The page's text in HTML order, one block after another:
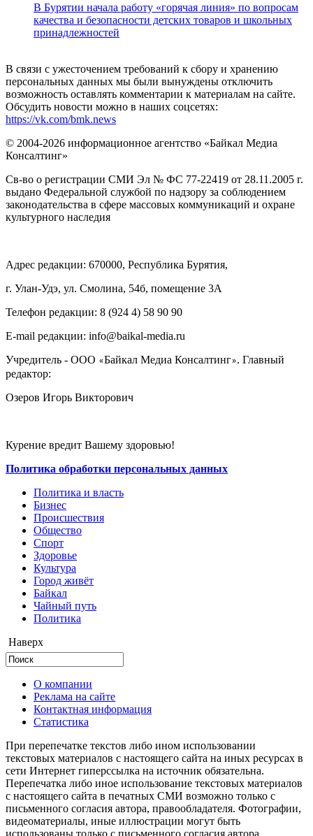
В Бурятии начала работу «горячая линия» по вопросам
качества и безопасности детских товаров и школьных
принадлежностей
В связи с ужесточением требований к сбору и хранению
персональных данных мы были вынуждены отключить
возможность оставлять комментарии к материалам на сайте.
Обсудить новости можно в наших соцсетях:
https://vk.com/bmk.news
© 2004-2026 информационное агентство «Байкал Медиа
Консалтинг»
Св-во о регистрации СМИ Эл № ФС 77-22419 от 28.11.2005 г.
выдано Федеральной службой по надзору за соблюдением
законодательства в сфере массовых коммуникаций и охране
культурного наследия
Адрес редакции: 670000, Республика Бурятия,
г. Улан-Удэ, ул. Смолина, 54б, помещение 3А
Телефон редакции: ‎‎8 (924 4) 58 90 90
E-mail редакции: info@baikal-media.ru
Учредитель - ООО «Байкал Медиа Консалтинг». Главный
редактор:
Озеров Игорь Викторович
Курение вредит Вашему здоровью!
Политика обработки персональных данных
Политика и власть
Бизнес
Происшествия
Общество
Cпорт
Здоровье
Культура
Город живёт
Байкал
Чайный путь
Политика
Наверх
О компании
Реклама на сайте
Контактная информация
Статистика
При перепечатке текстов либо ином использовании
текстовых материалов с настоящего сайта на иных ресурсах в
сети Интернет гиперссылка на источник обязательна.
Перепечатка либо иное использование текстовых материалов
с настоящего сайта в печатных СМИ возможно только с
письменного согласия автора, правообладателя. Фотографии,
видеоматериалы, иные иллюстрации могут быть
использованы только с письменного согласия автора